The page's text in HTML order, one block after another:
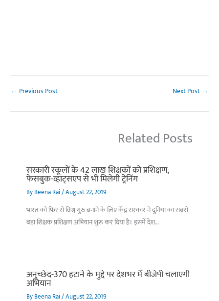
← Previous Post Next Post →
Related Posts
सरकारी स्कूलों के 42 लाख शिक्षकों को प्रशिक्षण,
फेसबुक-व्हाट्सएप से भी मिलेगी ट्रेनिंग
ByBeena Rai/August 22, 2019
भारत को फिर से विश्व गुरु बनाने के लिए केंद्र सरकार ने दुनिया का सबसे
बड़ा शिक्षक प्रशिक्षण अभियान शुरू कर दिया है। इसमें देश…
अनुच्छेद-370 हटाने के मुद्दे पर देशभर में बीजेपी चलाएगी
अभियान
ByBeena Rai/August 22, 2019